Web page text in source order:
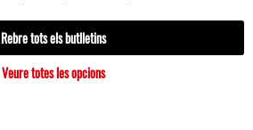
Rebre tots els butlletins
Veure totes les opcions